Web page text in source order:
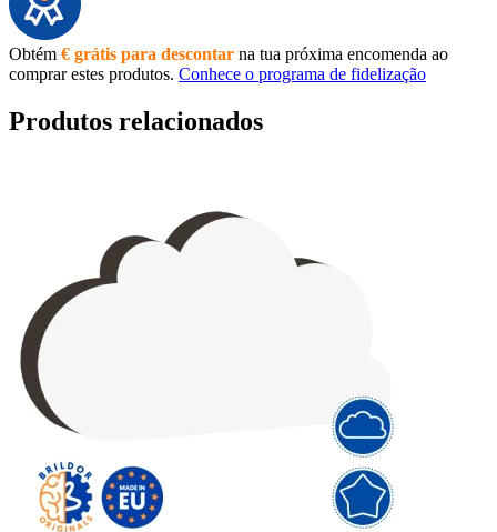
Obtém € grátis para descontar na tua próxima encomenda ao
comprar estes produtos. Conhece o programa de fidelização
Produtos relacionados